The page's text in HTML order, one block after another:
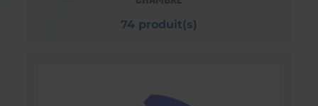
74 produit(s)